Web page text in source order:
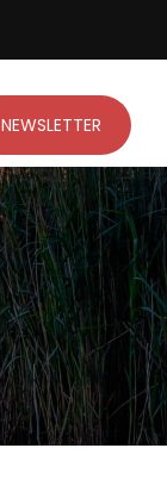
NEWSLETTER